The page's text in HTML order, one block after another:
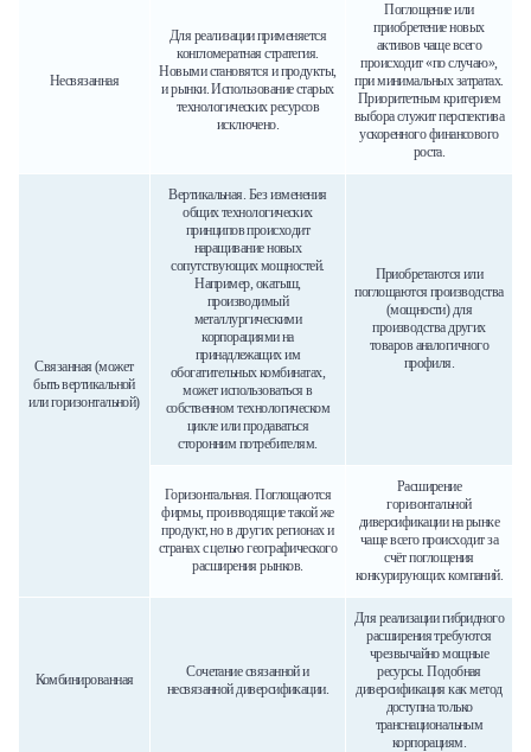
Несвязанная
Для реализации применяется
конгломератная стратегия.
Новыми становятся и продукты,
и рынки. Использование старых
технологических ресурсов
исключено.
Поглощение или
приобретение новых
активов чаще всего
происходит «по случаю»,
при минимальных затратах.
Приоритетным критерием
выбора служит перспектива
ускоренного финансового
роста.
Связанная (может
быть вертикальной
или горизонтальной)
Вертикальная. Без изменения
общих технологических
принципов происходит
наращивание новых
сопутствующих мощностей.
Например, окатыш,
производимый
металлургическими
корпорациями на
принадлежащих им
обогатительных комбинатах,
может использоваться в
собственном технологическом
цикле или продаваться
сторонним потребителям.
Приобретаются или
поглощаются производства
(мощности) для
производства других
товаров аналогичного
профиля.
Горизонтальная. Поглощаются
фирмы, производящие такой же
продукт, но в других регионах и
странах с целью географического
расширения рынков.
Расширение
горизонтальной
диверсификации на рынке
чаще всего происходит за
счёт поглощения
конкурирующих компаний.
Комбинированная
Сочетание связанной и
несвязанной диверсификации.
Для реализации гибридного
расширения требуются
чрезвычайно мощные
ресурсы. Подобная
диверсификация как метод
доступна только
транснациональным
корпорациям.